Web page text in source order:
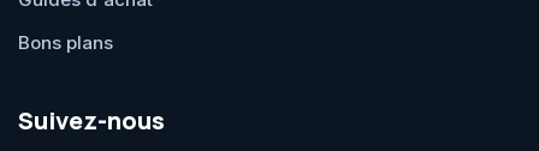
Bons plans
Suivez-nous